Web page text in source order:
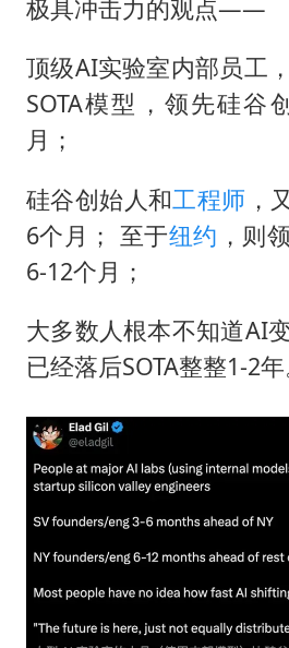
极具冲击力的观点——
顶级AI实验室内部员工
SOTA模型，领先硅谷
月；
硅谷创始人和工程师 ，
6个月； 至于纽约 ，则
6-12个月；
大多数人根本不知道AI
已经落后SOTA整整1-2年